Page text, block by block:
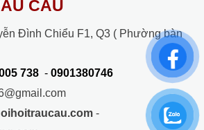
CAU
Đình Chiểu F1, Q3 ( Phường bàn
738- 0901380746
-